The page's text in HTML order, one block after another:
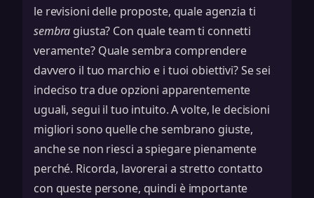
le revisioni delle proposte, quale agenzia ti
sembra giusta? Con quale team ti connetti
veramente? Quale sembra comprendere
davvero il tuo marchio e i tuoi obiettivi? Se sei
indeciso tra due opzioni apparentemente
uguali, segui il tuo intuito. A volte, le decisioni
migliori sono quelle che sembrano giuste,
anche se non riesci a spiegare pienamente
perché. Ricorda, lavorerai a stretto contatto
con queste persone, quindi è importante